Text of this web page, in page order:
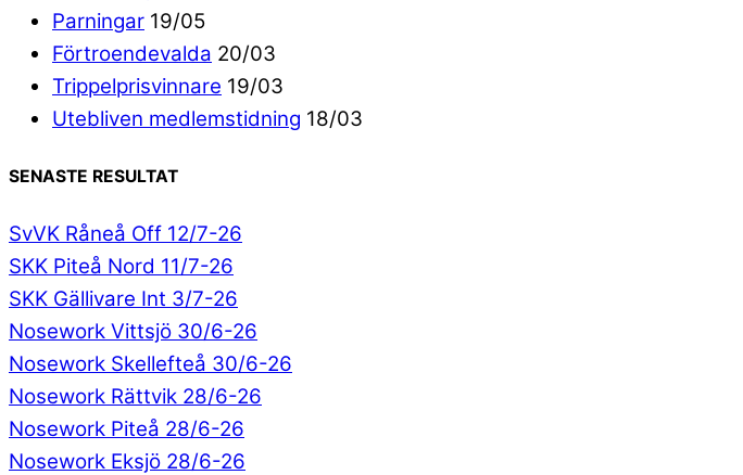
Parningar 19/05
Förtroendevalda 20/03
Trippelprisvinnare 19/03
Utebliven medlemstidning 18/03
SENASTE RESULTAT
SvVK Råneå Off 12/7-26
SKK Piteå Nord 11/7-26
SKK Gällivare Int 3/7-26
Nosework Vittsjö 30/6-26
Nosework Skellefteå 30/6-26
Nosework Rättvik 28/6-26
Nosework Piteå 28/6-26
Nosework Eksjö 28/6-26